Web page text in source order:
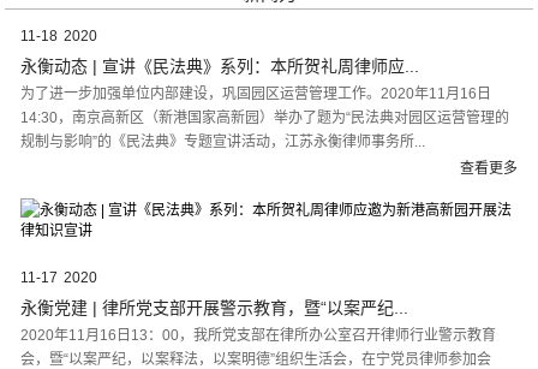
11-18 2020
永衡动态 | 宣讲《民法典》系列：本所贺礼周律师应...
为了进一步加强单位内部建设，巩固园区运营管理工作。2020年11月16日
14:30，南京高新区（新港国家高新园）举办了题为“民法典对园区运营管理的
规制与影响”的《民法典》专题宣讲活动，江苏永衡律师事务所...
查看更多
11-17 2020
永衡党建 | 律所党支部开展警示教育，暨“以案严纪...
2020年11月16日13：00，我所党支部在律所办公室召开律师行业警示教育
会，暨“以案严纪，以案释法，以案明德”组织生活会，在宁党员律师参加会